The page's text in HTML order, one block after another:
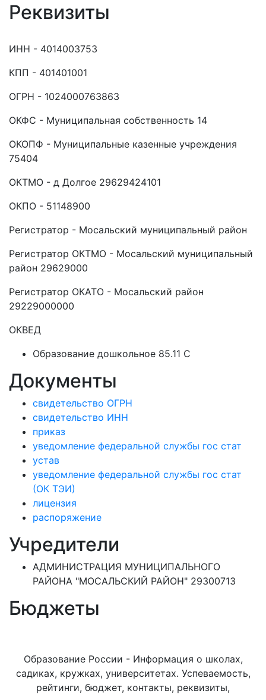
Реквизиты
ИНН - 4014003753
КПП - 401401001
ОГРН - 1024000763863
ОКФС - Муниципальная собственность 14
ОКОПФ - Муниципальные казенные учреждения
75404
ОКТМО - д Долгое 29629424101
ОКПО - 51148900
Регистратор - Мосальский муниципальный район
Регистратор ОКТМО - Мосальский муниципальный
район 29629000
Регистратор ОКАТО - Мосальский район
29229000000
ОКВЕД
Образование дошкольное 85.11 C
Документы
свидетельство ОГРН
свидетельство ИНН
приказ
уведомление федеральной службы гос стат
устав
уведомление федеральной службы гос стат
(ОК ТЭИ)
лицензия
распоряжение
Учредители
АДМИНИСТРАЦИЯ МУНИЦИПАЛЬНОГО
РАЙОНА "МОСАЛЬСКИЙ РАЙОН" 29300713
Бюджеты
Образование России - Информация о школах,
садиках, кружках, университетах. Успеваемость,
рейтинги, бюджет, контакты, реквизиты,